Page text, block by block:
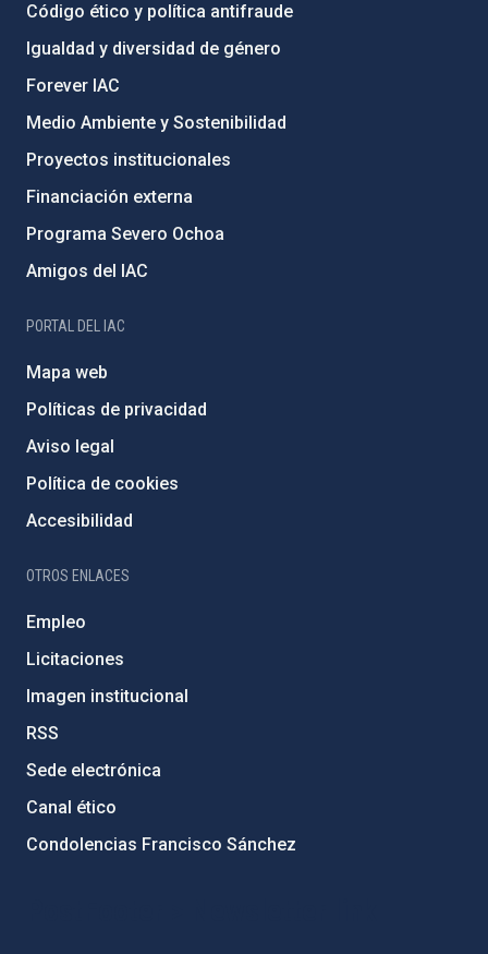
Código ético y política antifraude
Igualdad y diversidad de género
Forever IAC
Medio Ambiente y Sostenibilidad
Proyectos institucionales
Financiación externa
Programa Severo Ochoa
Amigos del IAC
PORTAL DEL IAC
Mapa web
Políticas de privacidad
Aviso legal
Política de cookies
Accesibilidad
OTROS ENLACES
Empleo
Licitaciones
Imagen institucional
RSS
Sede electrónica
Canal ético
Condolencias Francisco Sánchez